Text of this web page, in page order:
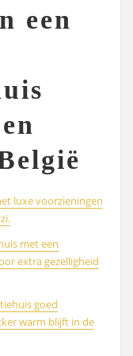
een
luxe voorzieningen
met een
extra gezelligheid
goed
warm blijft in de